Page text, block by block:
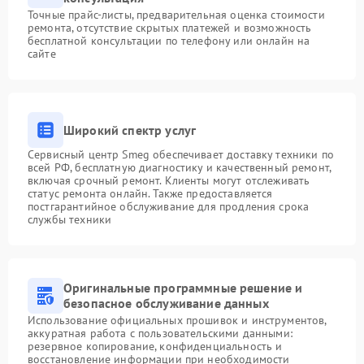
Точные прайс-листы, предварительная оценка стоимости
ремонта, отсутствие скрытых платежей и возможность
бесплатной консультации по телефону или онлайн на
сайте
Широкий спектр услуг
Сервисный центр Smeg обеспечивает доставку техники по
всей РФ, бесплатную диагностику и качественный ремонт,
включая срочный ремонт. Клиенты могут отслеживать
статус ремонта онлайн. Также предоставляется
постгарантийное обслуживание для продления срока
службы техники
Оригинальные программные решение и
безопасное обслуживание данных
Использование официальных прошивок и инструментов,
аккуратная работа с пользовательскими данными:
резервное копирование, конфиденциальность и
восстановление информации при необходимости